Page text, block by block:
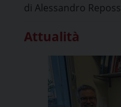
di Alessandro Repossi
Attualità